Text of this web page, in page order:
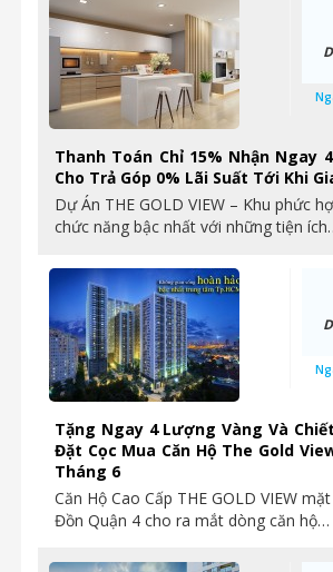
Thanh Toán Chỉ 15% Nhận Ngay
Cho Trả Góp 0% Lãi Suất Tới Khi
Dự Án THE GOLD VIEW – Khu phức
chức năng bậc nhất với những tiện
Tặng Ngay 4 Lượng Vàng Và
Đặt Cọc Mua Căn Hộ The Gold
Tháng 6
Căn Hộ Cao Cấp THE GOLD VIEW
Đồn Quận 4 cho ra mắt dòng căn hộ…